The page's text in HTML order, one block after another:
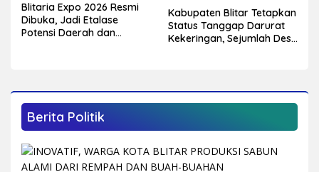
Blitaria Expo 2026 Resmi
Dibuka, Jadi Etalase
Potensi Daerah dan
Kabupaten Blitar Tetapkan
Status Tanggap Darurat
Kekeringan, Sejumlah Desa
Berita Politik